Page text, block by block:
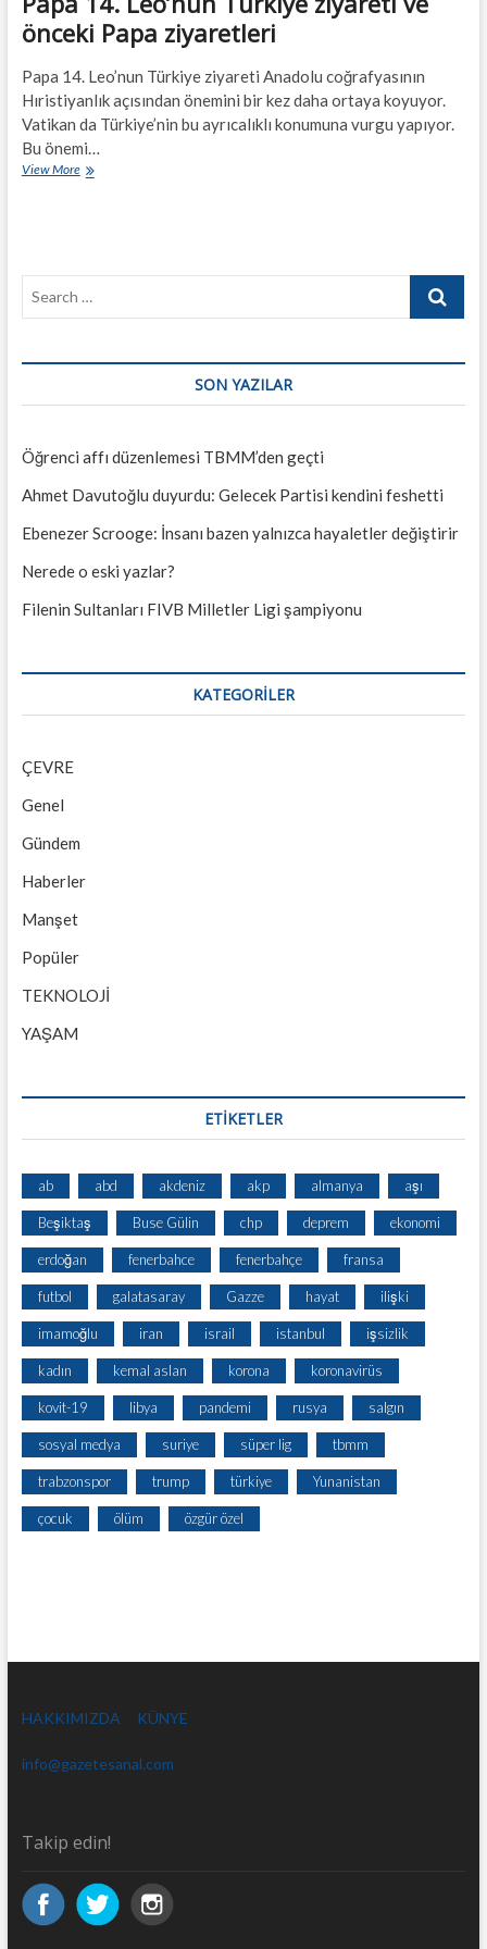
önceki Papa ziyaretleri
Papa 14. Leo’nun Türkiye ziyareti Anadolu coğrafyasının
Hıristiyanlık açısından önemini bir kez daha ortaya koyuyor.
Vatikan da Türkiye’nin bu ayrıcalıklı konumuna vurgu yapıyor.
Bu önemi…
View MorePapa
Papa
ziyaretleri
Search
SON YAZILAR
Öğrenci affı düzenlemesi TBMM’den geçti
Ahmet Davutoğlu duyurdu: Gelecek Partisi kendini feshetti
Ebenezer Scrooge: İnsanı bazen yalnızca hayaletler değiştirir
Nerede o eski yazlar?
Filenin Sultanları FIVB Milletler Ligi şampiyonu
KATEGORILER
ÇEVRE
Genel
Gündem
Haberler
Manşet
Popüler
TEKNOLOJİ
YAŞAM
ETİKETLER
ab abd akdeniz akp almanya aşı
Beşiktaş Buse Gülin chp deprem ekonomi
erdoğan fenerbahce fenerbahçe fransa
futbol galatasaray Gazze hayat ilişki
imamoğlu iran israil istanbul işsizlik
kadın kemal aslan korona koronavirüs
kovit-19 libya pandemi rusya salgın
sosyal medya suriye süper lig tbmm
trabzonspor trump türkiye Yunanistan
çocuk ölüm özgür özel
HAKKIMIZDA KÜNYE
info@gazetesanal.com
Takip edin!